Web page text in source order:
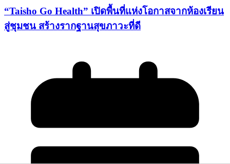
“Taisho Go Health” เปิดพื้นที่แห่งโอกาสจากห้องเรียน
สู่ชุมชน สร้างรากฐานสุขภาวะที่ดี